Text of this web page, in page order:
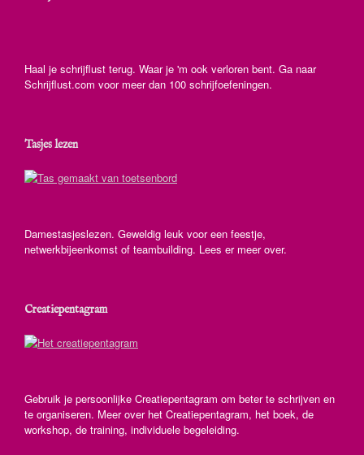
Haal je schrijflust terug. Waar je 'm ook verloren bent. Ga naar
Schrijflust.com voor meer dan 100 schrijfoefeningen.
Tasjes lezen
Damestasjeslezen. Geweldig leuk voor een feestje,
netwerkbijeenkomst of teambuilding. Lees er meer over.
Creatiepentagram
Gebruik je persoonlijke Creatiepentagram om beter te schrijven en
te organiseren. Meer over het Creatiepentagram, het boek, de
workshop, de training, individuele begeleiding.